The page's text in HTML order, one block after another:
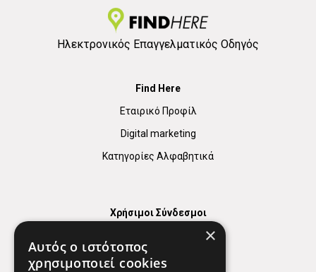
Ηλεκτρονικός Επαγγελματικός Οδηγός
Find Here
Εταιρικό Προφίλ
Digital marketing
Κατηγορίες Αλφαβητικά
Χρήσιμοι Σύνδεσμοι
Χρήσιμα Τηλέφωνα
×
Αυτός ο ιστότοπος
χρησιμοποιεί cookies